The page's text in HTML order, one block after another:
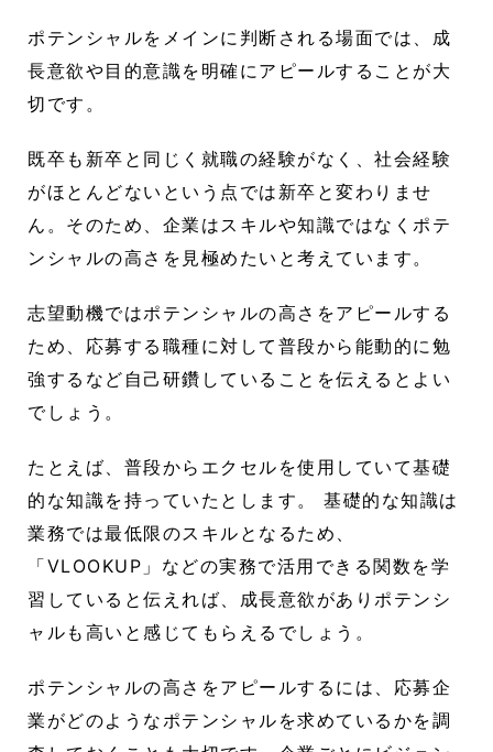
ポテンシャルをメインに判断される場面では、成
長意欲や目的意識を明確にアピールすることが大
切です。
既卒も新卒と同じく就職の経験がなく、社会経験
がほとんどないという点では新卒と変わりませ
ん。そのため、企業はスキルや知識ではなくポテ
ンシャルの高さを見極めたいと考えています。
志望動機ではポテンシャルの高さをアピールする
ため、応募する職種に対して普段から能動的に勉
強するなど自己研鑽していることを伝えるとよい
でしょう。
たとえば、普段からエクセルを使用していて基礎
的な知識を持っていたとします。 基礎的な知識は
業務では最低限のスキルとなるため、
「VLOOKUP」などの実務で活用できる関数を学
習していると伝えれば、成長意欲がありポテンシ
ャルも高いと感じてもらえるでしょう。
ポテンシャルの高さをアピールするには、応募企
業がどのようなポテンシャルを求めているかを調